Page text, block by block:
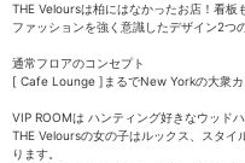
THE Veloursは柏にはなかったお店！看板
ファッションを強く意識したデザイン2つ
通常フロアのコンセプト
[ Cafe Lounge ]まるでNew Yorkの大衆カ
VIP ROOMは ハンティング好きなウッド
THE Veloursの女の子はルックス、スタイ
ります。